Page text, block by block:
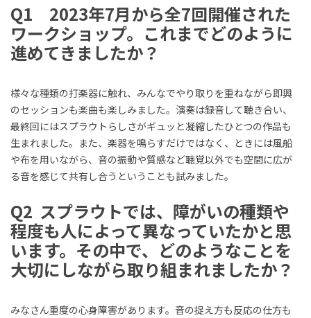
Q1 2023年7月から全7回開催された
ワークショップ。これまでどのように
進めてきましたか？
様々な種類の打楽器に触れ、みんなでやり取りを重ねながら即興
のセッションも楽曲も楽しみました。演奏は録音して聴き合い、
最終回にはスプラウトらしさがギュッと凝縮したひとつの作品も
生まれました。また、楽器を鳴らすだけではなく、ときには風船
や布を用いながら、音の振動や質感など聴覚以外でも空間に広が
る音を感じて共有し合うということも試みました。
Q2 スプラウトでは、障がいの種類や
程度も人によって異なっていたかと思
います。その中で、どのようなことを
大切にしながら取り組まれましたか？
みなさん重度の心身障害があります。音の捉え方も反応の仕方も